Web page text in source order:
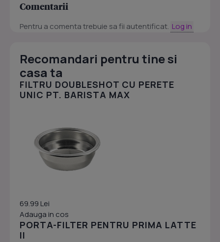
Comentarii
Pentru a comenta trebuie sa fii autentificat. Log in
Recomandari pentru tine si
casa ta
FILTRU DOUBLESHOT CU PERETE
UNIC PT. BARISTA MAX
69.99 Lei
Adauga in cos
PORTA-FILTER PENTRU PRIMA LATTE
II